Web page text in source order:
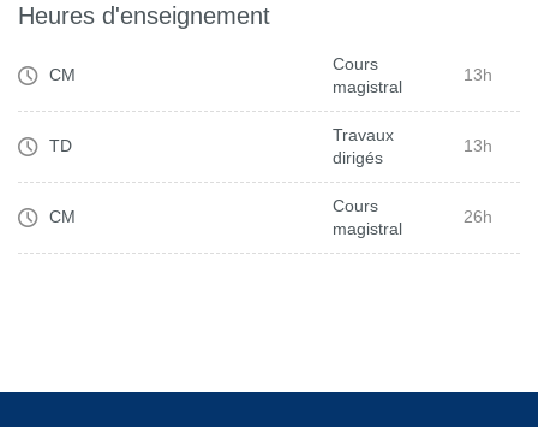
Heures d'enseignement
CM
Cours
magistral
13h
TD
Travaux
dirigés
13h
CM
Cours
magistral
26h